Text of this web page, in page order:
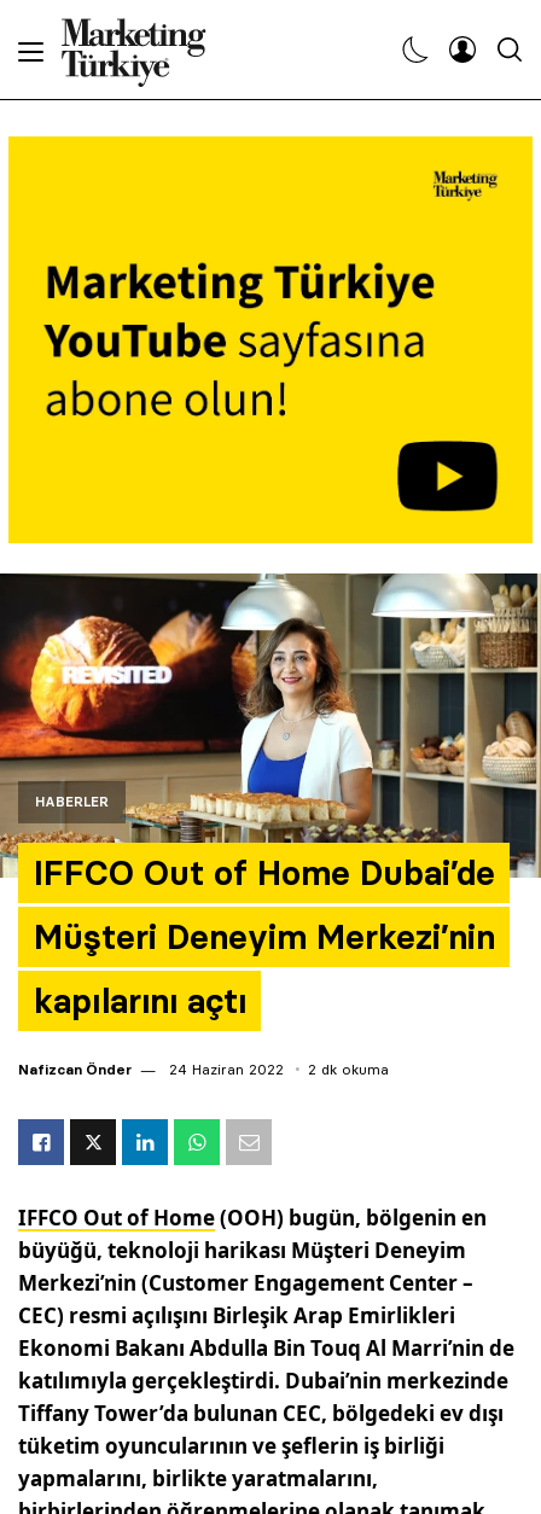
HABERLER
IFFCO Out of Home Dubai’de
Müşteri Deneyim Merkezi’nin
kapılarını açtı
Nafizcan Önder 24 Haziran 2022 2 dk okuma
IFFCO Out of Home(OOH) bugün, bölgenin en
büyüğü, teknoloji harikası Müşteri Deneyim
Merkezi’nin (Customer Engagement Center –
CEC) resmi açılışını Birleşik Arap Emirlikleri
Ekonomi Bakanı Abdulla Bin Touq Al Marri’nin de
katılımıyla gerçekleştirdi. Dubai’nin merkezinde
Tiffany Tower’da bulunan CEC, bölgedeki ev dışı
tüketim oyuncularının ve şeflerin iş birliği
yapmalarını, birlikte yaratmalarını,
Dergiler
Etkinlikler
Araştırma